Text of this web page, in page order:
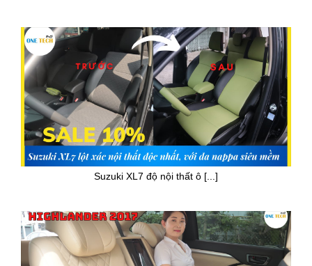
Suzuki XL7 độ nội thất ô [...]